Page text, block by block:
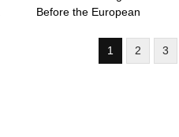
Before the European
97815099876961 2 3